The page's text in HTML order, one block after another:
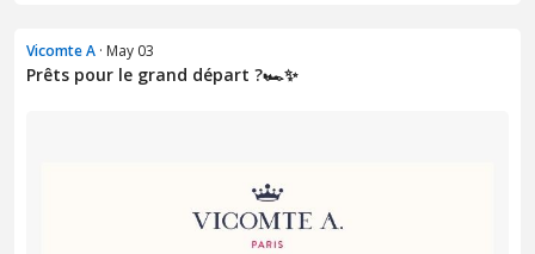
Vicomte A · May 03
Prêts pour le grand départ ?🏎️✨